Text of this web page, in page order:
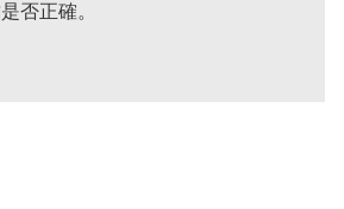
否正確。